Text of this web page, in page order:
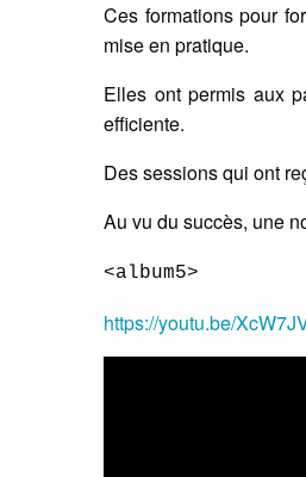
Ces formations pour
mise en pratique.
Elles ont permis aux
efficiente.
Des sessions qui ont
Au vu du succès, une
<album5>
https://youtu.be/